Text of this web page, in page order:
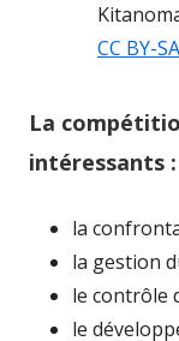
CC BY-
La
intéressants :
la
la gestion
le contrôle
le